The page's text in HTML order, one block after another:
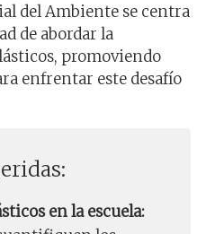
del Ambiente se centra
de abordar la
promoviendo
enfrentar este desafío
en la escuela: